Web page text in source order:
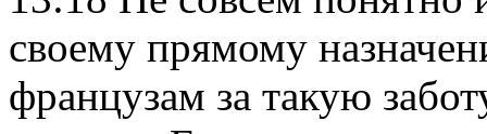
своему прямому
французам за такую